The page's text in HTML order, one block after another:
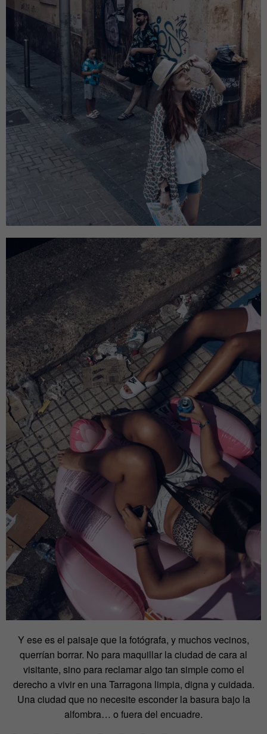
Y ese es el paisaje que la fotógrafa, y muchos vecinos,
querrían borrar. No para maquillar la ciudad de cara al
visitante, sino para reclamar algo tan simple como el
derecho a vivir en una Tarragona limpia, digna y cuidada.
Una ciudad que no necesite esconder la basura bajo la
alfombra… o fuera del encuadre.